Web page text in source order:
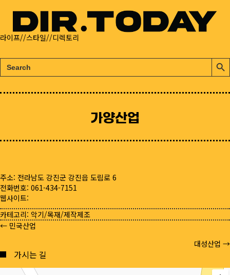
라이프//스타일//디렉토리
검
색:
검
색
튼
가양산업
주소: 전라남도 강진군 강진읍 도림로 6
전화번호: 061-434-7151
웹사이트:
카테고리: 악기/목재/제작제조
Posts
navigation
← 민국산업
대성산업 →
가시는 길